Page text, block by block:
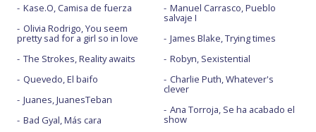
Kase.O, Camisa de fuerza
Olivia Rodrigo, You seem
pretty sad for a girl so in love
The Strokes, Reality awaits
Quevedo, El baifo
Juanes, JuanesTeban
Bad Gyal, Más cara
Manuel Carrasco, Pueblo
salvaje I
James Blake, Trying times
Robyn, Sexistential
Charlie Puth, Whatever's
clever
Ana Torroja, Se ha acabado el
show